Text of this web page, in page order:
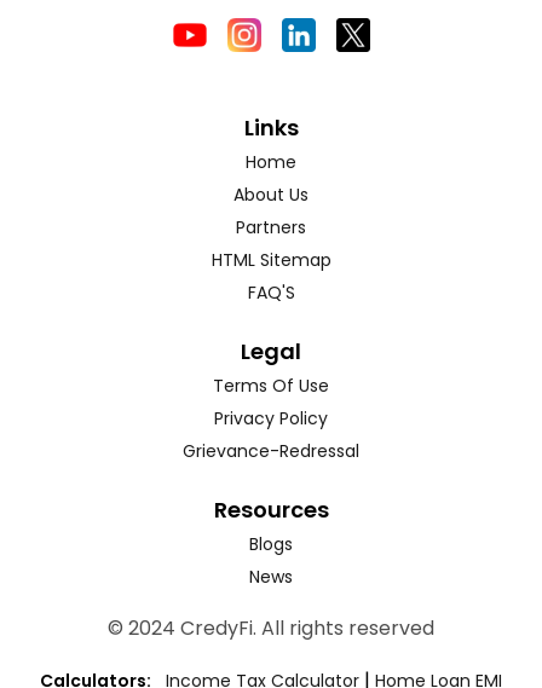
Links
Home
About Us
Partners
HTML Sitemap
FAQ'S
Legal
Terms Of Use
Privacy Policy
Grievance-Redressal
Resources
Blogs
News
© 2024 CredyFi. All rights reserved
Calculators: Income Tax Calculator | Home Loan EMI